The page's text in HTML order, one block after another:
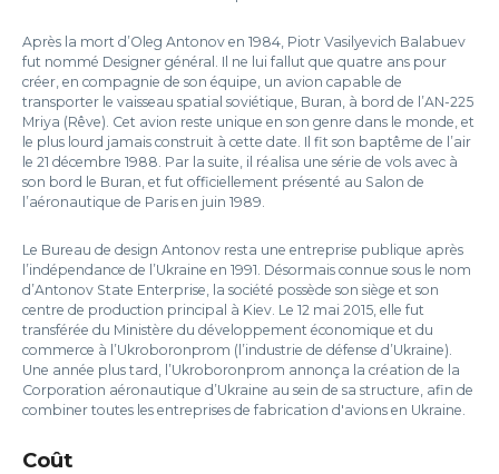
Après la mort d’Oleg Antonov en 1984, Piotr Vasilyevich Balabuev
fut nommé Designer général. Il ne lui fallut que quatre ans pour
créer, en compagnie de son équipe, un avion capable de
transporter le vaisseau spatial soviétique, Buran, à bord de l’AN-225
Mriya (Rêve). Cet avion reste unique en son genre dans le monde, et
le plus lourd jamais construit à cette date. Il fit son baptême de l’air
le 21 décembre 1988. Par la suite, il réalisa une série de vols avec à
son bord le Buran, et fut officiellement présenté au Salon de
l’aéronautique de Paris en juin 1989.
Le Bureau de design Antonov resta une entreprise publique après
l’indépendance de l’Ukraine en 1991. Désormais connue sous le nom
d’Antonov State Enterprise, la société possède son siège et son
centre de production principal à Kiev. Le 12 mai 2015, elle fut
transférée du Ministère du développement économique et du
commerce à l’Ukroboronprom (l’industrie de défense d’Ukraine).
Une année plus tard, l’Ukroboronprom annonça la création de la
Corporation aéronautique d’Ukraine au sein de sa structure, afin de
combiner toutes les entreprises de fabrication d'avions en Ukraine.
Coût